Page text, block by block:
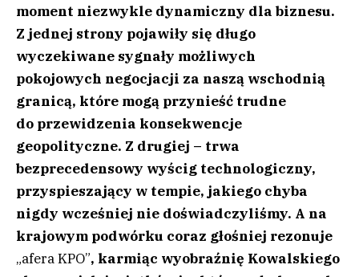
moment niezwykle dynamiczny dla biznesu.
Z jednej strony pojawiły się długo
wyczekiwane sygnały możliwych
pokojowych negocjacji za naszą wschodnią
granicą, które mogą przynieść trudne
do przewidzenia konsekwencje
geopolityczne. Z drugiej – trwa
bezprecedensowy wyścig technologiczny,
przyspieszający w tempie, jakiego chyba
nigdy wcześniej nie doświadczyliśmy. A na
krajowym podwórku coraz głośniej rezonuje
„afera KPO”, karmiąc wyobraźnię Kowalskiego